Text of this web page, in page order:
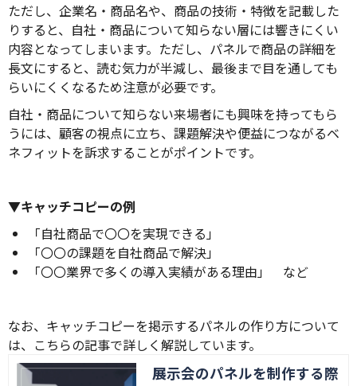
ただし、企業名・商品名や、商品の技術・特徴を記載した
りすると、自社・商品について知らない層には響きにくい
内容となってしまいます。ただし、パネルで商品の詳細を
長文にすると、読む気力が半減し、最後まで目を通しても
らいにくくなるため注意が必要です。
自社・商品について知らない来場者にも興味を持ってもら
うには、顧客の視点に立ち、課題解決や便益につながるベ
ネフィットを訴求することがポイントです。
▼キャッチコピーの例
「自社商品で〇〇を実現できる」
「〇〇の課題を自社商品で解決」
「〇〇業界で多くの導入実績がある理由」 など
なお、キャッチコピーを掲示するパネルの作り方について
は、こちらの記事で詳しく解説しています。
展示会のパネルを制作する際